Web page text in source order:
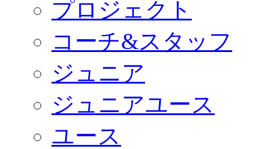
プロジェクト
コーチ&スタッフ
ジュニア
ジュニアユース
ユース